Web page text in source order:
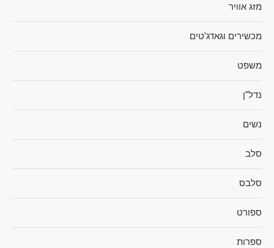
מזג אוויר
מכשירים וגאדג'טים
משפט
נדל"ן
נשים
סלב
סלבס
ספורט
ספרות